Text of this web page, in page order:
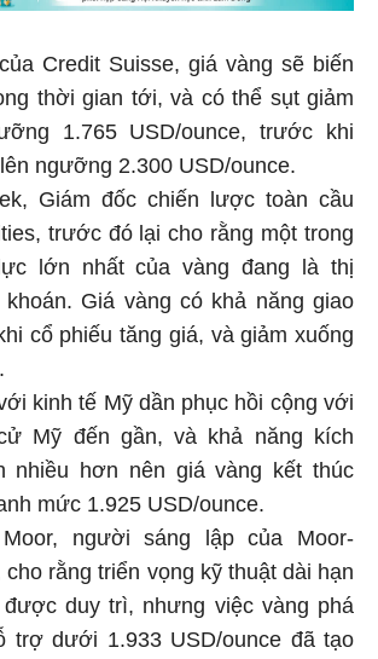
Credit Suisse, giá vàng sẽ biến
thời gian tới, và có thể sụt giảm
1.765 USD/ounce, trước khi
ngưỡng 2.300 USD/ounce.
Giám đốc chiến lược toàn cầu
trước đó lại cho rằng một trong
lớn nhất của vàng đang là thị
Giá vàng có khả năng giao
cổ phiếu tăng giá, và giảm xuống
kinh tế Mỹ dần phục hồi cộng với
Mỹ đến gần, và khả năng kích
nhiều hơn nên giá vàng kết thúc
mức 1.925 USD/ounce.
người sáng lập của Moor-
cho rằng triển vọng kỹ thuật dài hạn
duy trì, nhưng việc vàng phá
trợ dưới 1.933 USD/ounce đã tạo